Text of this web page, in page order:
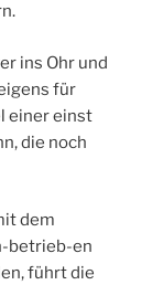
ins Ohr und
für
einer einst
die noch
dem
betrieb-en
führt die